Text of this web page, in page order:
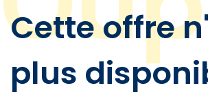
Cette offre
plus